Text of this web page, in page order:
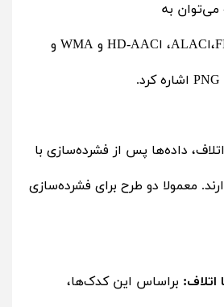
می‌توان به
Zip،اRAR،اNCW،اFLAC،اALAC، اHD-AAC و WMA و
داده‌ها پس از فشرده‌سازی با
معمولا دو طرح برای فشرده‌سازی
اتلاف: براساس این کدک‌ها،